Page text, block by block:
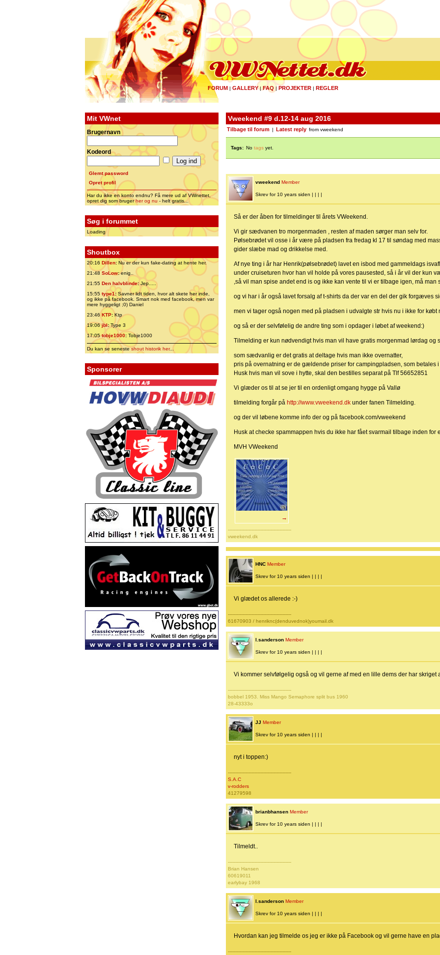
FORUM | GALLERY|FAQ | PROJEKTER | REGLER
Mit VWnet
Brugernavn
Kodeord
Glemt password
Opret profil
Har du ikke en konto endnu? Få mere ud af VWnettet,
opret dig som brugerher og nu - helt gratis...
Søg i forummet
Loading
Shoutbox
20:16 Dillen: Nu er der kun fake-dating at hente her.
21:48 SoLow:enig..
21:55 Den halvblinde:Jep.....
15:55 type1:Savner lidt tiden, hvor alt skete her inde,
og ikke på facebook. Smart nok med facebook, men var
mere hyggeligt ;0) Daniel
23:46 KTP:Ktp
19:06jbl:Type 3
17:05tobje1000: Tobje1000
Du kan se senesteshout historik her...
Sponsorer
Vweekend #9 d.12-14 aug 2016
Tilbage til forum Latest reply from vweekend
Tags: No tags yet.
vweekend Member
Skrev for 10 years siden | | | |
Så er der åben for tilmeldinger til årets VWeekend.
Vi gir sædvanen tro morgenmaden , resten af maden sørger man selv for.
Pølsebrødet vil osse i år være på pladsen fra fredag kl 17 til søndag med
gider slæbe mad og drikkelse med.
Af nye ting i år har Henrik(pølsebrødet) lavet en isbod med gammeldags
under cruiseturen hvor han vil holde på vores pausested, så i år vil der kun
,så vil man spise andet end is og ikke kan vente til vi er tilbage igen, må man
og vi har i år også lavet forsalg af t-shirts da der var en del der gik forgæves
men vi tager også nogen med på pladsen i udvalgte str hvis nu i ikke for
og så er der selvfølelig de andre ting som i opdager i løbet af weekend:)
Tilmelding er kun nødvendigt hvis man vil have gratis morgenmad lørdag og
som sædvanlig er det gratis at deltage hvis man ikke overnatter,
pris på overnatning er de gældende priser for campingpladsen, som betales
Husk hvis man vil sove i hytte, skal den bestilles separat på Tlf 56652851
Vi glæder os til at se jer til en ordenligt omgang hygge på Vallø
tilmelding forgår på http://www.vweekend.dk under fanen Tilmelding.
og der vil løbene komme info der og på facebook.com/vweekend
Husk at checke spammappen hvis du ikke har fået svarmail tilbage inden for
MVH VWeekend
→
-------------------------------------------
vweekend.dk
HNC Member
Skrev for 10 years siden | | | |
Vi glædet os allerede :-)
-------------------------------------------
61670903 / henriknc(denduvednok)youmail.dk
l.sanderson Member
Skrev for 10 years siden | | | |
Vi kommer selvfølgelig også og vil gerne af med en lille dems der har skriget
-------------------------------------------
bobbel 1953. Miss Mango Semaphore split bus 1960
28-43333o
JJ Member
Skrev for 10 years siden | | | |
nyt i toppen:)
-------------------------------------------
S.A.C
v-rodders
41279598
brianbhansen Member
Skrev for 10 years siden | | | |
Tilmeldt..
-------------------------------------------
Brian Hansen
60619011
earlybay 1968
l.sanderson Member
Skrev for 10 years siden | | | |
Hvordan kan jeg tilmelde os jeg er ikke på Facebook og vil gerne have en
-------------------------------------------